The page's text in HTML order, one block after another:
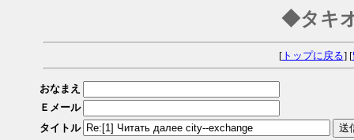
◆タキ
[トップに戻る] [
おなまえ
Ｅメール
タイトル